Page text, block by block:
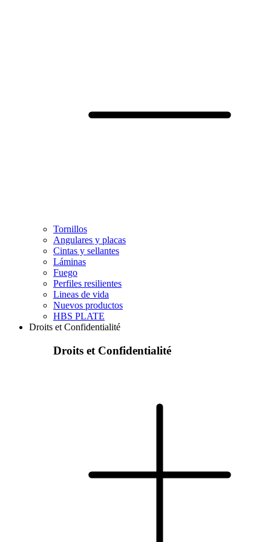
Tornillos
Angulares y placas
Cintas y sellantes
Láminas
Fuego
Perfiles resilientes
Lineas de vida
Nuevos productos
HBS PLATE
Droits et Confidentialité
Droits et Confidentialité